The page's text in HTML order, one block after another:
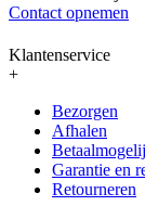
Contact opnemen
Klantenservice
+
Bezorgen
Afhalen
Garantie en
Retourneren